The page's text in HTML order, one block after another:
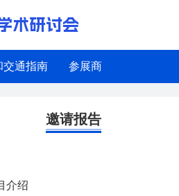
术研讨会
交通指南 参展商
邀请报告
介绍